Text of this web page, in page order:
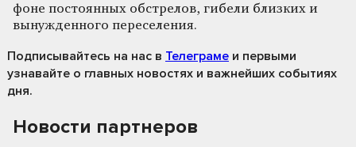
фоне постоянных обстрелов, гибели близких и
вынужденного переселения.
Подписывайтесь на нас в Телеграме и первыми
узнавайте о главных новостях и важнейших событиях
дня.
Новости партнеров